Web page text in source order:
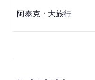
阿泰克：大旅行